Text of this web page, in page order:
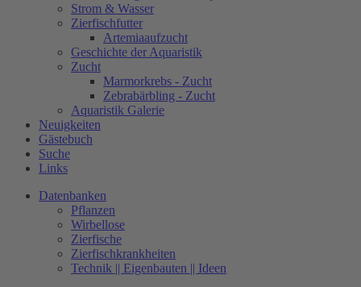
Strom & Wasser
Zierfischfutter
Artemiaaufzucht
Geschichte der Aquaristik
Zucht
Marmorkrebs - Zucht
Zebrabärbling - Zucht
Aquaristik Galerie
Neuigkeiten
Gästebuch
Suche
Links
Datenbanken
Pflanzen
Wirbellose
Zierfische
Zierfischkrankheiten
Technik || Eigenbauten || Ideen